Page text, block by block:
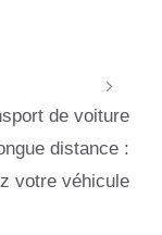
de voiture
distance :
votre véhicule